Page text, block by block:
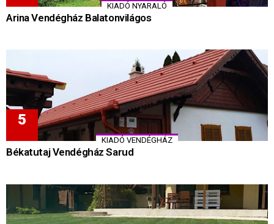
KIADÓ NYARALÓ
Arina Vendégház Balatonvilágos
KIADÓ VENDÉGHÁZ
Békatutaj Vendégház Sarud